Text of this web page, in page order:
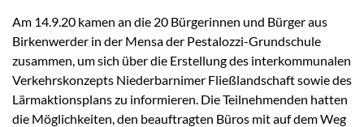
Am 14.9.20 kamen an die 20 Bürgerinnen und Bürger aus
Birkenwerder in der Mensa der Pestalozzi-Grundschule
zusammen, um sich über die Erstellung des interkommunalen
Verkehrskonzepts Niederbarnimer Fließlandschaft sowie des
Lärmaktionsplans zu informieren. Die Teilnehmenden hatten
die Möglichkeiten, den beauftragten Büros mit auf dem Weg